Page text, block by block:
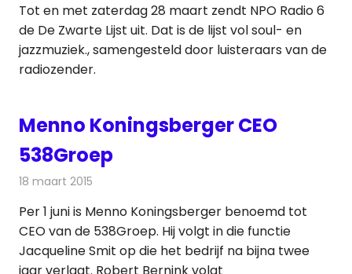
Tot en met zaterdag 28 maart zendt NPO Radio 6
de De Zwarte Lijst uit. Dat is de lijst vol soul- en
jazzmuziek., samengesteld door luisteraars van de
radiozender.
Menno Koningsberger CEO
538Groep
18 maart 2015
Per 1 juni is Menno Koningsberger benoemd tot
CEO van de 538Groep. Hij volgt in die functie
Jacqueline Smit op die het bedrijf na bijna twee